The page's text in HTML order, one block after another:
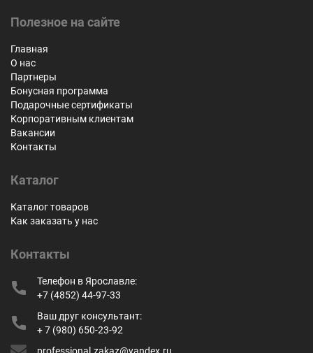
Полезное на сайте
Главная
О нас
Партнеры
Бонусная программа
Подарочные сертификаты
Корпоративным клиентам
Вакансии
Контакты
Каталог
Каталог товаров
Как заказать у нас
Контакты
Телефон в Ярославле:
+7 (4852) 44-97-33
Ваш друг консультант:
+ 7 (980) 650-23-92